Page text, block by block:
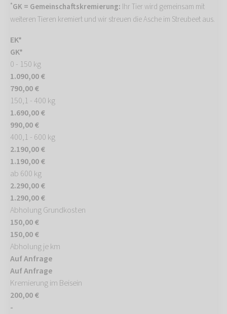
*GK = Gemeinschaftskremierung: Ihr Tier wird gemeinsam mit
weiteren Tieren kremiert und wir streuen die Asche im Streubeet aus.
EK*
GK*
0 - 150 kg
1.090,00 €
790,00 €
150,1 - 400 kg
1.690,00 €
990,00 €
400,1 - 600 kg
2.190,00 €
1.190,00 €
ab 600 kg
2.290,00 €
1.290,00 €
Abholung Grundkosten
150,00 €
150,00 €
Abholung je km
Auf Anfrage
Auf Anfrage
Kremierung im Beisein
200,00 €
-